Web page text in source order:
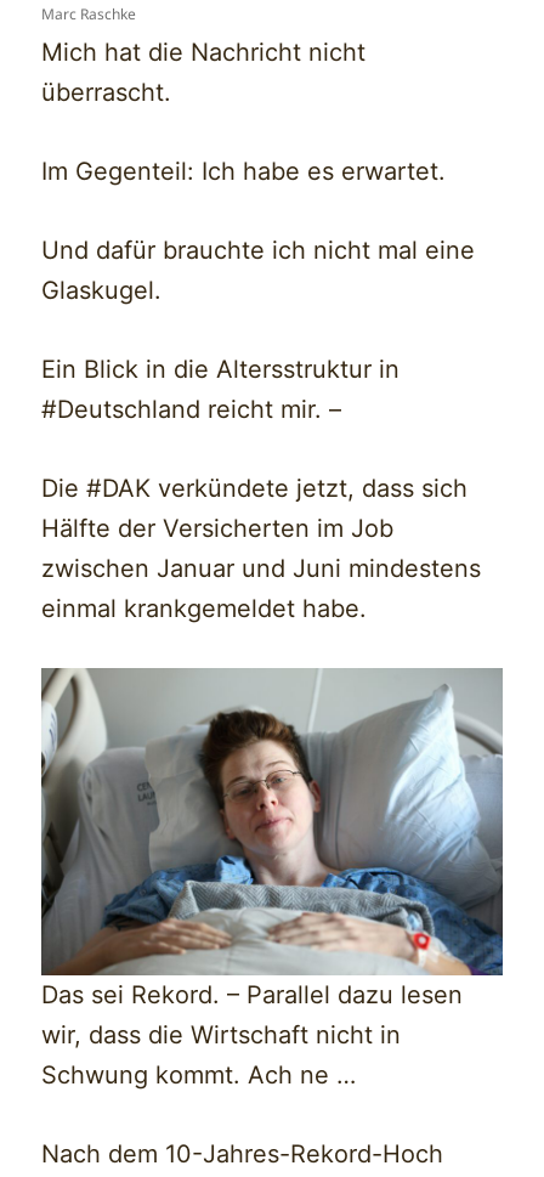
Marc Raschke
Mich hat die Nachricht nicht
überrascht.
Im Gegenteil: Ich habe es erwartet.
Und dafür brauchte ich nicht mal eine
Glaskugel.
Ein Blick in die Altersstruktur in
#Deutschland reicht mir. –
Die #DAK verkündete jetzt, dass sich
Hälfte der Versicherten im Job
zwischen Januar und Juni mindestens
einmal krankgemeldet habe.
Das sei Rekord. – Parallel dazu lesen
wir, dass die Wirtschaft nicht in
Schwung kommt. Ach ne …
Nach dem 10-Jahres-Rekord-Hoch